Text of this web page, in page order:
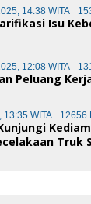
14:38 WITA
Isu
12:08 WITA
Peluang
13:35 WITA 12656
Truk